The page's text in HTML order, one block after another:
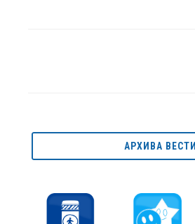
АРХИВА ВЕСТИ